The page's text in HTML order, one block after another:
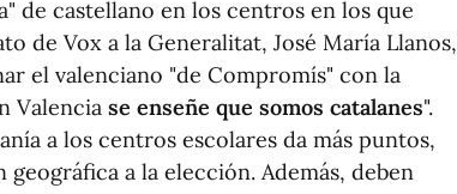
de castellano en los centros en los que
de Vox a la Generalitat, José María Llanos,
el valenciano "de Compromís" con la
Valencia se enseñe que somos catalanes".
a los centros escolares da más puntos,
a la elección. Además, deben